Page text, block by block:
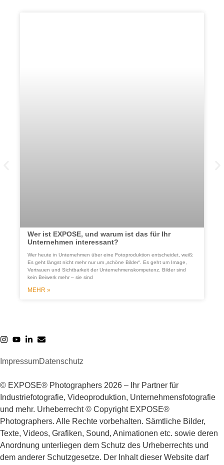
Wer ist EXPOSE, und warum ist das für Ihr
Unternehmen interessant?
Wer heute in Unternehmen über eine Fotoproduktion entscheidet, weiß:
Es geht längst nicht mehr nur um „schöne Bilder“. Es geht um Image,
Vertrauen und Sichtbarkeit der Unternehmenskompetenz. Bilder sind
kein Beiwerk mehr – sie sind
MEHR »
ImpressumDatenschutz
© EXPOSE® Photographers 2026 – Ihr Partner für
Industriefotografie, Videoproduktion, Unternehmensfotografie
und mehr. Urheberrecht © Copyright EXPOSE®
Photographers. Alle Rechte vorbehalten. Sämtliche Bilder,
Texte, Videos, Grafiken, Sound, Animationen etc. sowie deren
Anordnung unterliegen dem Schutz des Urheberrechts und
dem anderer Schutzgesetze. Der Inhalt dieser Website darf